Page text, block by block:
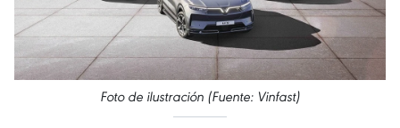
Foto de ilustración (Fuente: Vinfast)